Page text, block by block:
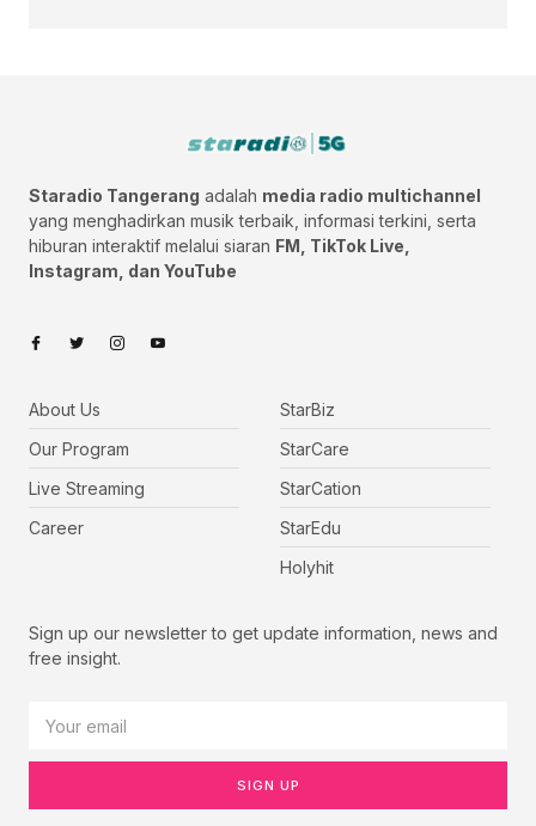
Staradio Tangerang adalah media radio multichannel
yang menghadirkan musik terbaik, informasi terkini, serta
hiburan interaktif melalui siaran FM, TikTok Live,
Instagram, dan YouTube
About Us
Our Program
Live Streaming
Career
StarBiz
StarCare
StarCation
StarEdu
Holyhit
Sign up our newsletter to get update information, news and
free insight.
SIGN UP